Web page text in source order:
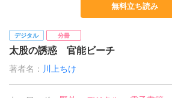
無料立ち読み
デジタル 分冊
太股の誘惑 官能ビーチ
著者名： 川上ちけ